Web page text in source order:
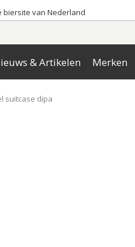
biersite van Nederland
& Artikelen Merken
suitcase dipa